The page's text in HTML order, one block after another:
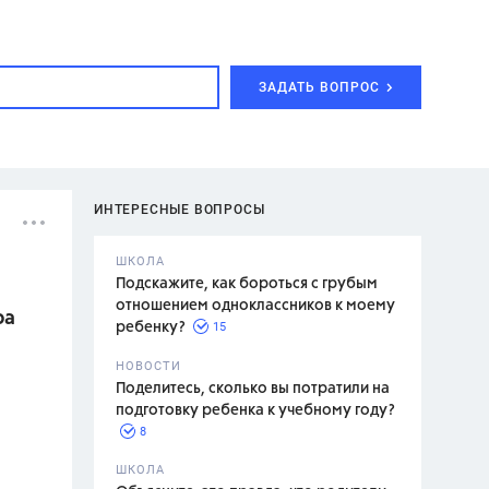
ЗАДАТЬ ВОПРОС
ИНТЕРЕСНЫЕ ВОПРОСЫ
ШКОЛА
Подскажите, как бороться с грубым
отношением одноклассников к моему
ребенку?
15
НОВОСТИ
Поделитесь, сколько вы потратили на
подготовку ребенка к учебному году?
8
ШКОЛА